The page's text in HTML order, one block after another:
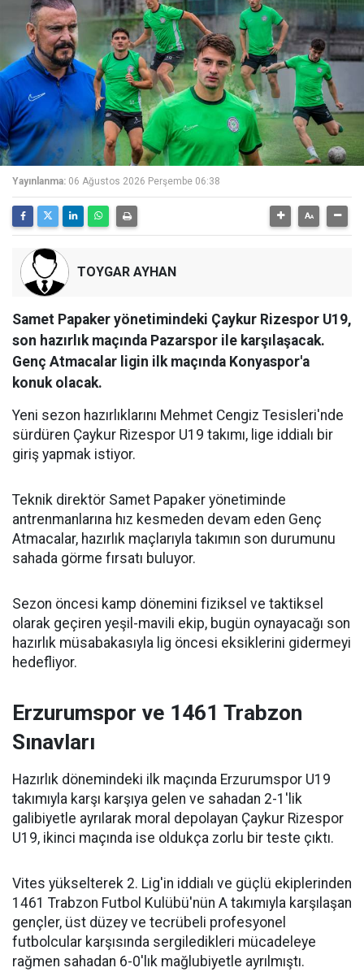
Yayınlanma: 06 Ağustos 2026 Perşembe 06:38
TOYGAR AYHAN
Samet Papaker yönetimindeki Çaykur Rizespor U19,
son hazırlık maçında Pazarspor ile karşılaşacak.
Genç Atmacalar ligin ilk maçında Konyaspor'a
konuk olacak.
Yeni sezon hazırlıklarını Mehmet Cengiz Tesisleri'nde
sürdüren Çaykur Rizespor U19 takımı, lige iddialı bir
giriş yapmak istiyor.
Teknik direktör Samet Papaker yönetiminde
antrenmanlarına hız kesmeden devam eden Genç
Atmacalar, hazırlık maçlarıyla takımın son durumunu
sahada görme fırsatı buluyor.
Sezon öncesi kamp dönemini fiziksel ve taktiksel
olarak geçiren yeşil-mavili ekip, bugün oynayacağı son
hazırlık müsabakasıyla lig öncesi eksiklerini gidermeyi
hedefliyor.
Erzurumspor ve 1461 Trabzon
Sınavları
Hazırlık dönemindeki ilk maçında Erzurumspor U19
takımıyla karşı karşıya gelen ve sahadan 2-1'lik
galibiyetle ayrılarak moral depolayan Çaykur Rizespor
U19, ikinci maçında ise oldukça zorlu bir teste çıktı.
Vites yükselterek 2. Lig'in iddialı ve güçlü ekiplerinden
1461 Trabzon Futbol Kulübü'nün A takımıyla karşılaşan
gençler, üst düzey ve tecrübeli profesyonel
futbolcular karşısında sergiledikleri mücadeleye
rağmen sahadan 6-0'lık mağlubiyetle ayrılmıştı.